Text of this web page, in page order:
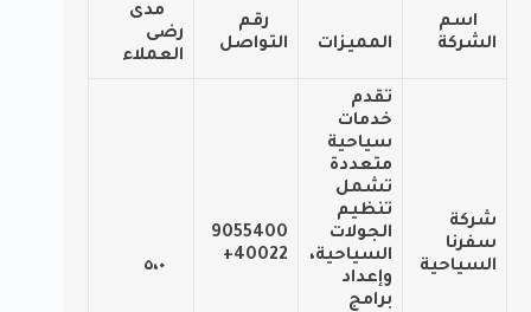
اسم
الشركة
المميزات
رقم
التواصل
مدى
رضى
العملاء
شركة
سفرنا
السياحية
تقدم
خدمات
سياحية
متعددة
تشمل
تنظيم
الجولات
السياحية،
وإعداد
برامج
9055400
40022+